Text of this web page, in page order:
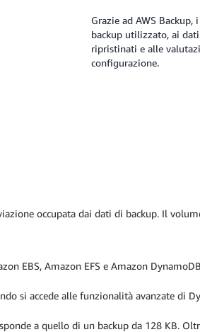
Grazie ad AWS
backup utilizzato, ai
ripristinati e alle
configurazione.
occupata dai dati di backup. Il
EBS, Amazon EFS e Amazon
si accede alle funzionalità avanzate di
a quello di un backup da 128 KB.